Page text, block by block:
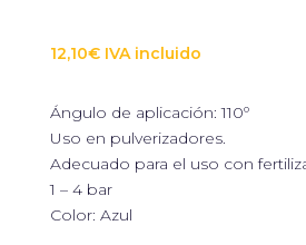
12,10€ IVA incluido
Ángulo de aplicación: 110º
Uso en pulverizadores.
Adecuado para el uso con
1 – 4 bar
Color: Azul
Estadísticas
mejorar la
y estructura
de la web, en
base a cómo
se usa la web.